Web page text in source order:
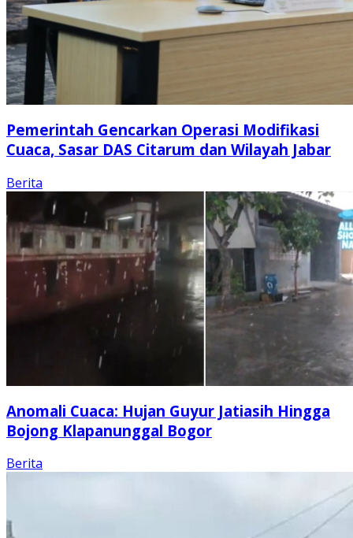
Pemerintah Gencarkan Operasi Modifikasi
Cuaca, Sasar DAS Citarum dan Wilayah Jabar
Berita
Anomali Cuaca: Hujan Guyur Jatiasih Hingga
Bojong Klapanunggal Bogor
Berita